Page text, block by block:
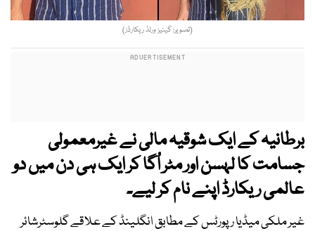
(تصویر: گینیز ورلڈ ریکارڈز)
برطانیہ کے ایک شوقیہ مالی نے غیرمعمولی
جسامت کا لہسن اور مٹر اُگا کر ایک ہی دن میں دو
عالمی ریکارڈ اپنے نام کر لیے۔
غیر ملکی میڈیا رپورٹس کے مطابق انگلینڈ کے علاقے گلوسٹرشائر